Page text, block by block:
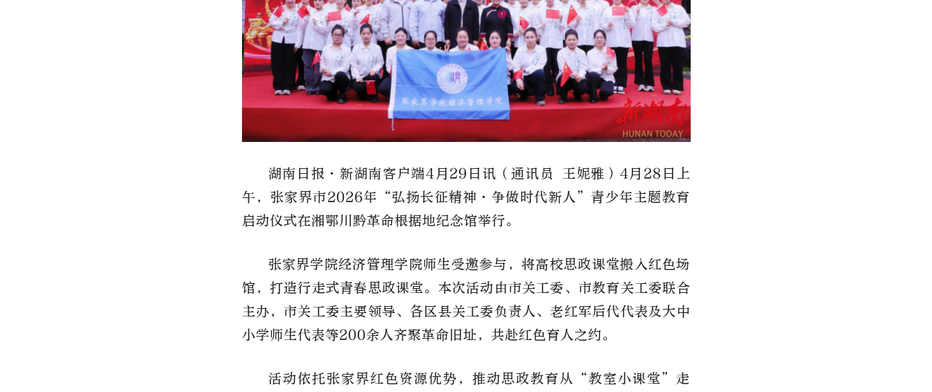
湖南日报·新湖南客户端4月29日讯（通讯员 王妮雅）4月28日上
午，张家界市2026年“弘扬长征精神·争做时代新人”青少年主题教育
启动仪式在湘鄂川黔革命根据地纪念馆举行。
张家界学院经济管理学院师生受邀参与，将高校思政课堂搬入红色场
馆，打造行走式青春思政课堂。本次活动由市关工委、市教育关工委联合
主办，市关工委主要领导、各区县关工委负责人、老红军后代代表及大中
小学师生代表等200余人齐聚革命旧址，共赴红色育人之约。
活动依托张家界红色资源优势，推动思政教育从“教室小课堂”走